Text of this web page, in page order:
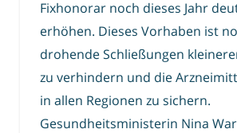
Fixhonorar noch dieses Jahr
erhöhen. Dieses Vorhaben ist
drohende Schließungen
zu verhindern und die
in allen Regionen zu sichern.
Gesundheitsministerin Nina